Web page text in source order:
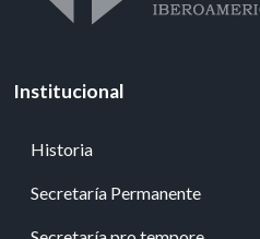
Institucional
Historia
Secretaría Permanente